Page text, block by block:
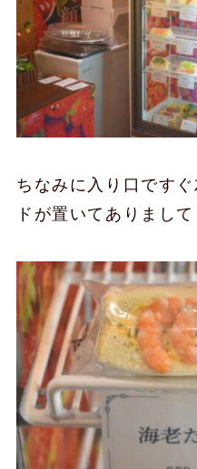
ちなみに入り口です
ドが置いてありまして